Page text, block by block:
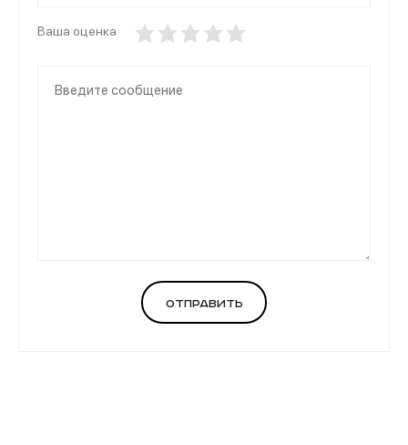
Ваша оценка
Отправить